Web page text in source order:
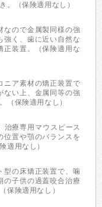
。（保険適用なし）
なので金属製同様の強
強く、歯に近い自然な
正装置。（保険適用な
ニア素材の矯正装置で
ない上、金属同等の強
（保険適用なし）
治療専用マウスピース
位置や顎のバランスを
適用なし）
型の床矯正装置で、噛
の子供の過蓋咬合治療
保険適用なし）